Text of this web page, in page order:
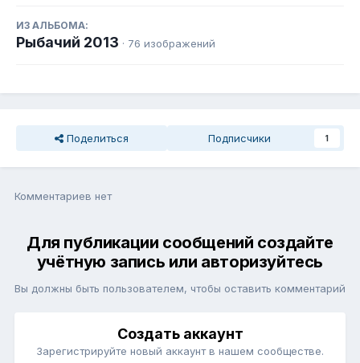
ИЗ АЛЬБОМА:
Рыбачий 2013 · 76 изображений
Поделиться Подписчики 1
Комментариев нет
Для публикации сообщений создайте
учётную запись или авторизуйтесь
Вы должны быть пользователем, чтобы оставить комментарий
Создать аккаунт
Зарегистрируйте новый аккаунт в нашем сообществе.